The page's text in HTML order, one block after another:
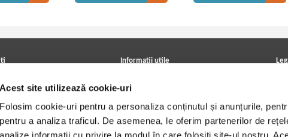
Acest site utilizează cookie-uri
Folosim cookie-uri pentru a personaliza conținutul și anunțurile,
pentru a analiza traficul. De asemenea, le oferim partenerilor de
cărți
Informatii utile
Achizitii viniluri, casete, CD/DVD
Cum cumpar?
Politica de livrare
Retur comenzi